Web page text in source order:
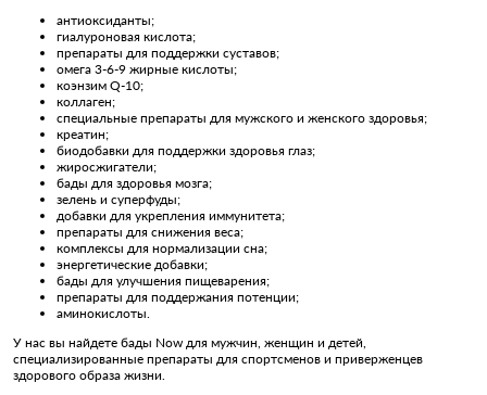
антиоксиданты;
гиалуроновая кислота;
препараты для поддержки суставов;
омега 3-6-9 жирные кислоты;
коэнзим Q-10;
коллаген;
специальные препараты для мужского и женского здоровья;
креатин;
биодобавки для поддержки здоровья глаз;
жиросжигатели;
бады для здоровья мозга;
зелень и суперфуды;
добавки для укрепления иммунитета;
препараты для снижения веса;
комплексы для нормализации сна;
энергетические добавки;
бады для улучшения пищеварения;
препараты для поддержания потенции;
аминокислоты.
У нас вы найдете бады Now для мужчин, женщин и детей,
специализированные препараты для спортсменов и приверженцев
здорового образа жизни.